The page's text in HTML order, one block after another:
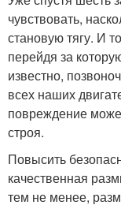
чувствовать,
становую тягу. И
перейдя за
известно,
всех наших
повреждение
строя.
Повысить
качественная
тем не менее,